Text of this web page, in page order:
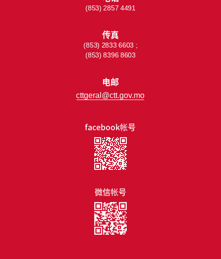
facebook帐号
微信帐号
(853) 2857 4491
传真
(853) 2833 6603 ;
(853) 8396 8603
电邮
cttgeral@ctt.gov.mo